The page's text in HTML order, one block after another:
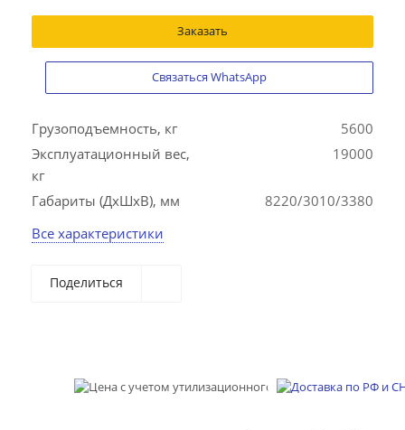
Заказать
Связаться WhatsApp
Грузоподъемность, кг
5600
Эксплуатационный вес,
кг
19000
Габариты (ДхШхВ), мм
8220/3010/3380
Все характеристики
Поделиться